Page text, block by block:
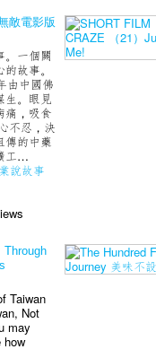
敵電影版
。一個關
故事。
由中國佛
生。眼見
痛，吸食
不忍，決
傳的中藥
工…
說故事
Through
Taiwan
Not
may
how